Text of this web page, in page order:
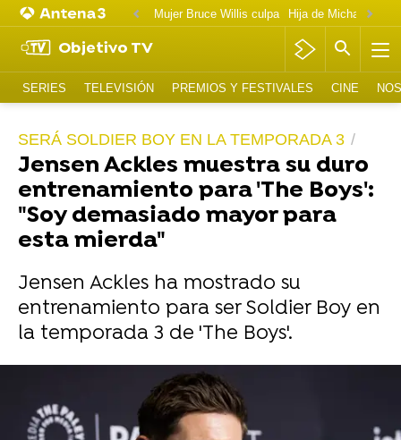
Mujer Bruce Willis culpa
Objetivo TV
SERIES TELEVISIÓN PREMIOS Y FESTIVALES CINE
SERÁ SOLDIER BOY EN LA TEMPORADA 3
Jensen Ackles muestra su duro
entrenamiento para 'The Boys':
"Soy demasiado mayor para
esta mierda"
Jensen Ackles ha mostrado su
entrenamiento para ser Soldier Boy en
la temporada 3 de 'The Boys'.